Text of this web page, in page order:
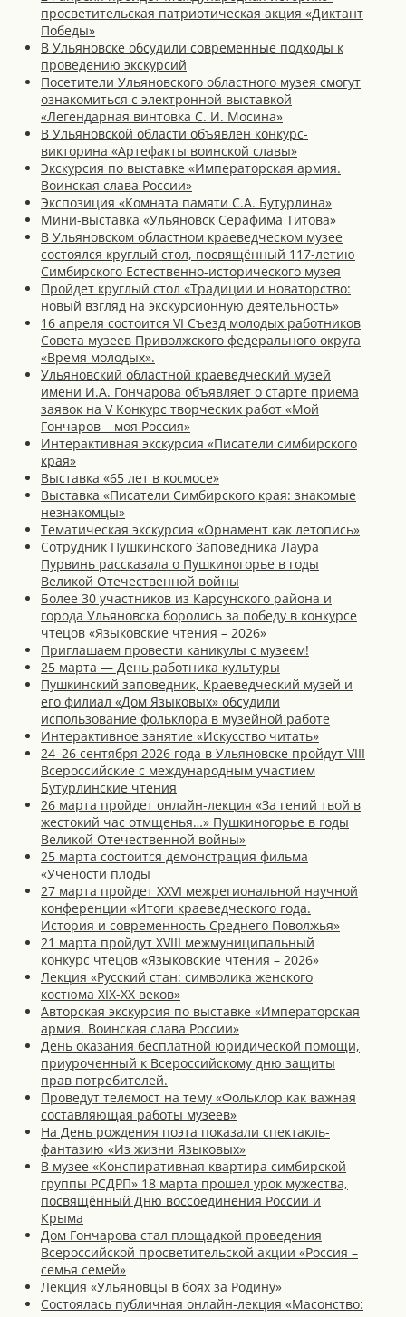
просветительская патриотическая акция «Диктант
Победы»
В Ульяновске обсудили современные подходы к
проведению экскурсий
Посетители Ульяновского областного музея смогут
ознакомиться с электронной выставкой
«Легендарная винтовка С. И. Мосина»
В Ульяновской области объявлен конкурс-
викторина «Артефакты воинской славы»
Экскурсия по выставке «Императорская армия.
Воинская слава России»
Экспозиция «Комната памяти С.А. Бутурлина»
Мини-выставка «Ульяновск Серафима Титова»
В Ульяновском областном краеведческом музее
состоялся круглый стол, посвящённый 117-летию
Симбирского Естественно-исторического музея
Пройдет круглый стол «Традиции и новаторство:
новый взгляд на экскурсионную деятельность»
16 апреля состоится VI Съезд молодых работников
Совета музеев Приволжского федерального округа
«Время молодых».
Ульяновский областной краеведческий музей
имени И.А. Гончарова объявляет о старте приема
заявок на V Конкурс творческих работ «Мой
Гончаров – моя Россия»
Интерактивная экскурсия «Писатели симбирского
края»
Выставка «65 лет в космосе»
Выставка «Писатели Симбирского края: знакомые
незнакомцы»
Тематическая экскурсия «Орнамент как летопись»
Сотрудник Пушкинского Заповедника Лаура
Пурвинь рассказала о Пушкиногорье в годы
Великой Отечественной войны
Более 30 участников из Карсунского района и
города Ульяновска боролись за победу в конкурсе
чтецов «Языковские чтения – 2026»
Приглашаем провести каникулы с музеем!
25 марта — День работника культуры
Пушкинский заповедник, Краеведческий музей и
его филиал «Дом Языковых» обсудили
использование фольклора в музейной работе
Интерактивное занятие «Искусство читать»
24–26 сентября 2026 года в Ульяновске пройдут VIII
Всероссийские с международным участием
Бутурлинские чтения
26 марта пройдет онлайн-лекция «За гений твой в
жестокий час отмщенья…» Пушкиногорье в годы
Великой Отечественной войны»
25 марта состоится демонстрация фильма
«Учености плоды
27 марта пройдет XXVI межрегиональной научной
конференции «Итоги краеведческого года.
История и современность Среднего Поволжья»
21 марта пройдут XVIII межмуниципальный
конкурс чтецов «Языковские чтения – 2026»
Лекция «Русский стан: символика женского
костюма XIX-XX веков»
Авторская экскурсия по выставке «Императорская
армия. Воинская слава России»
День оказания бесплатной юридической помощи,
приуроченный к Всероссийскому дню защиты
прав потребителей.
Проведут телемост на тему «Фольклор как важная
составляющая работы музеев»
На День рождения поэта показали спектакль-
фантазию «Из жизни Языковых»
В музее «Конспиративная квартира симбирской
группы РСДРП» 18 марта прошел урок мужества,
посвящённый Дню воссоединения России и
Крыма
Дом Гончарова стал площадкой проведения
Всероссийской просветительской акции «Россия –
семья семей»
Лекция «Ульяновцы в боях за Родину»
Состоялась публичная онлайн-лекция «Масонство: